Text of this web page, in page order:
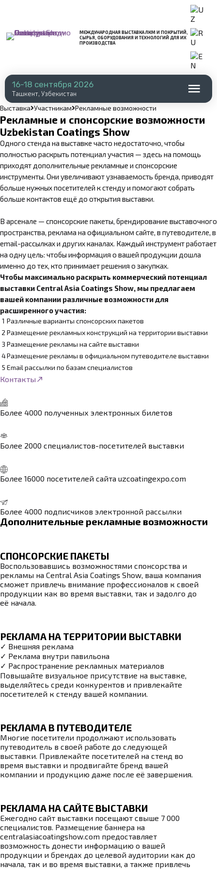
МЕЖДУНАРОДНАЯ ВЫСТАВКА ЛКМ И ПОКРЫТИЙ,
СЫРЬЯ, ОБОРУДОВАНИЯ И ТЕХНОЛОГИЙ ДЛЯ ИХ
ПРОИЗВОДСТВА
16-18 сентября 2026
Ташкент, Узбекистан
Выставка Участникам Рекламные возможности
Рекламные и спонсорские возможности
Uzbekistan Coatings Show
Одного стенда на выставке часто недостаточно, чтобы
полностью раскрыть потенциал участия — здесь на помощь
приходят дополнительные рекламные и спонсорские
инструменты. Они увеличивают узнаваемость бренда, приводят
больше нужных посетителей к стенду и помогают собрать
больше контактов ещё до открытия выставки.
В арсенале — спонсорские пакеты, брендирование выставочного
пространства, реклама на официальном сайте, в путеводителе, в
email-рассылках и других каналах. Каждый инструмент работает
на одну цель: чтобы информация о вашей продукции дошла
именно до тех, кто принимает решения о закупках.
Чтобы максимально раскрыть коммерческий потенциал
выставки Central Asia Coatings Show, мы предлагаем
вашей компании различные возможности для
расширенного участия:
Различные варианты спонсорских пакетов
Размещение рекламных конструкций на территории выставки
Размещение рекламы на сайте выставки
Размещение рекламы в официальном путеводителе выставки
Email рассылки по базам специалистов
Контакты
Более 4000 полученных электронных билетов
Более 2000 специалистов-посетителей выставки
Более 16000 посетителей сайта uzcoatingexpo.com
Более 4000 подписчиков электронной рассылки
Дополнительные рекламные возможности
СПОНСОРСКИЕ ПАКЕТЫ
Воспользовавшись возможностями спонсорства и
рекламы на Central Asia Coatings Show, ваша компания
сможет привлечь внимание профессионалов к своей
продукции как во время выставки, так и задолго до
её начала.
РЕКЛАМА НА ТЕРРИТОРИИ ВЫСТАВКИ
✓ Внешняя реклама
✓ Реклама внутри павильона
✓ Распространение рекламных материалов
Повышайте визуальное присутствие на выставке,
выделяйтесь среди конкурентов и привлекайте
посетителей к стенду вашей компании.
РЕКЛАМА В ПУТЕВОДИТЕЛЕ
Многие посетители продолжают использовать
путеводитель в своей работе до следующей
выставки. Привлекайте посетителей на стенд во
время выставки и продвигайте бренд вашей
компании и продукцию даже после её завершения.
РЕКЛАМА НА САЙТЕ ВЫСТАВКИ
Ежегодно сайт выставки посещают свыше 7 000
специалистов. Размещение баннера на
centralasiacoatingshow.com предоставляет
возможность донести информацию о вашей
продукции и брендах до целевой аудитории как до
начала, так и во время выставки, а также привлечь